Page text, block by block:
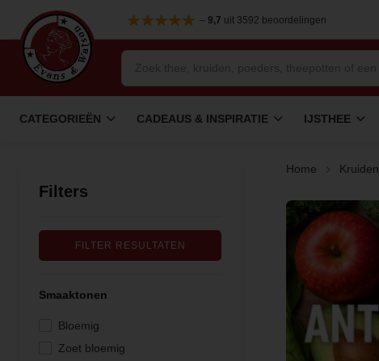
– 9,7 uit 3592 beoordelingen
CATEGORIEËN CADEAUS & INSPIRATIE IJSTHEE
Filters
FILTER RESULTATEN
Smaaktonen
Bloemig
Zoet bloemig
Home Kruiden